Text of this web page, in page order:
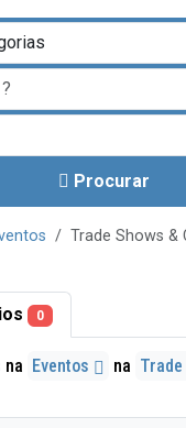
Procurar
Trade Shows &
0
na Eventos na